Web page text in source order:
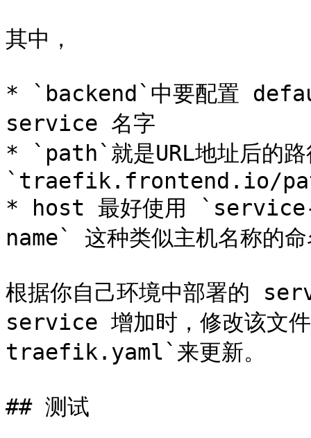
其中，
* `backend`中要配置
service 名字
* `path`就是URL地址后的路
`traefik.frontend.io/
* host 最好使用
name` 这种类似主机名称的
根据你自己环境中部署的
service 增加时，修改该
traefik.yaml`来更新。
## 测试